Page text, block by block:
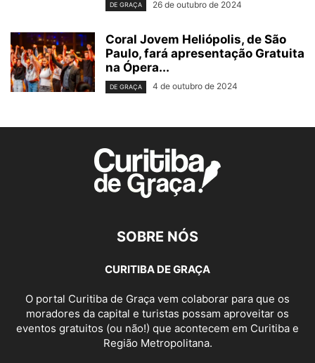
DE GRAÇA 26 de outubro de 2024
Coral Jovem Heliópolis, de São
Paulo, fará apresentação Gratuita
na Ópera...
DE GRAÇA 4 de outubro de 2024
SOBRE NÓS
CURITIBA DE GRAÇA
O portal Curitiba de Graça vem colaborar para que os
moradores da capital e turistas possam aproveitar os
eventos gratuitos (ou não!) que acontecem em Curitiba e
Região Metropolitana.